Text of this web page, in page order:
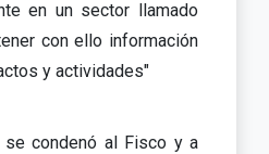
en un sector llamado
con ello información
y actividades"
condenó al Fisco y a